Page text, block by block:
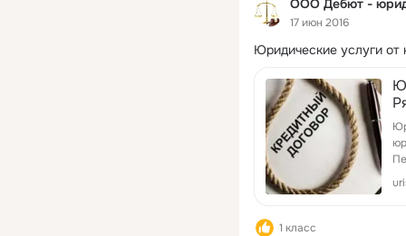
ООО Дебют -
17 июн 2016
Юридические услуги
1 класс